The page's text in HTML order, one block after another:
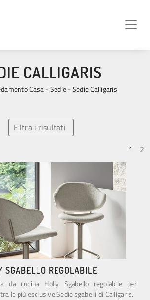
CALLIGARIS
Casa-Sedie-Sedie Calligaris
Filtra i risultati
1
2
SGABELLO REGOLABILE
da cucina Holly Sgabello regolabile per
le più esclusive Sedie sgabelli di Calligaris.